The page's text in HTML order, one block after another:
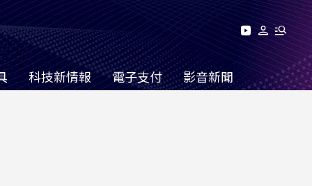
科技新情報 電子支付 影音新聞